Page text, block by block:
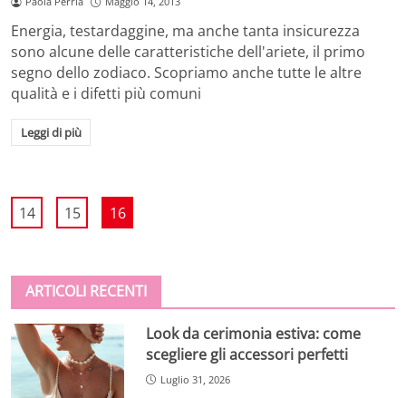
Energia, testardaggine, ma anche tanta insicurezza
sono alcune delle caratteristiche dell'ariete, il primo
segno dello zodiaco. Scopriamo anche tutte le altre
qualità e i difetti più comuni
Leggi di più
14 15 16
ARTICOLI RECENTI
Look da cerimonia estiva: come
scegliere gli accessori perfetti
Luglio 31, 2026